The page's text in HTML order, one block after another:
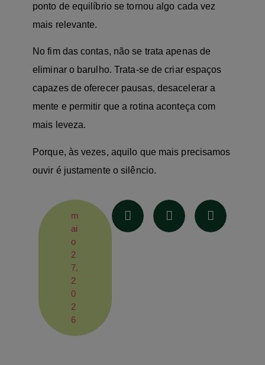
ponto de equilíbrio se tornou algo cada vez
mais relevante.
No fim das contas, não se trata apenas de
eliminar o barulho. Trata-se de criar espaços
capazes de oferecer pausas, desacelerar a
mente e permitir que a rotina aconteça com
mais leveza.
Porque, às vezes, aquilo que mais precisamos
ouvir é justamente o silêncio.
m
ai
o
2
7,
2
0
2
6